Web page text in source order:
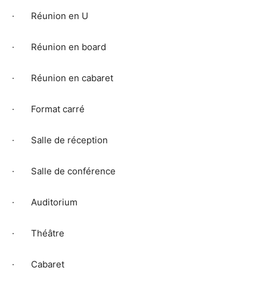
· Réunion en U
· Réunion en board
· Réunion en cabaret
· Format carré
· Salle de réception
· Salle de conférence
· Auditorium
· Théâtre
· Cabaret